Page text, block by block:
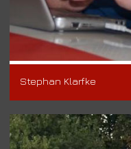
Stephan Klarfke